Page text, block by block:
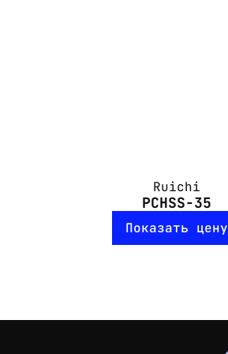
Ruichi
PCHSS-35
Показать цену